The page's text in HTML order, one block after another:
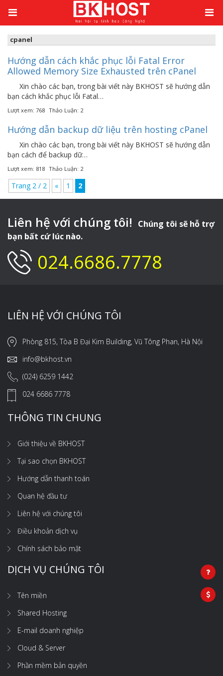
Kiến thức Trang 2
cpanel
Hướng dẫn cách khắc phục lỗi Fatal Error
Allowed Memory Size Exhausted trên cPanel
Xin chào các bạn, trong bài viết này BKHOST sẽ hướng dẫn
bạn cách khắc phục lỗi Fatal…
Lượt xem: 768 Thảo Luận: 2
Hướng dẫn backup dữ liệu trên hosting cPanel
Xin chào các bạn, trong bài viết này BKHOST sẽ hướng dẫn
bạn cách để backup dữ…
Lượt xem: 818 Thảo Luận: 2
Trang 2 / 2 « 1 2
Liên hệ với chúng tôi!
Chúng tôi sẽ hỗ trợ
bạn bất cứ lúc nào.
024.6686.7778
LIÊN HỆ VỚI CHÚNG TÔI
Phòng 815, Tòa B Đại Kim Building, Vũ Tông Phan, Hà Nội
info@bkhost.vn
(024) 6259 1442
024 6686 7778
THÔNG TIN CHUNG
Giới thiệu về BKHOST
Tại sao chọn BKHOST
Hướng dẫn thanh toán
Quan hệ đầu tư
Liên hệ với chúng tôi
Điều khoản dịch vụ
Chính sách bảo mật
DỊCH VỤ CHÚNG TÔI
Tên miền
Shared Hosting
E-mail doanh nghiệp
Cloud & Server
Phần mềm bản quyền